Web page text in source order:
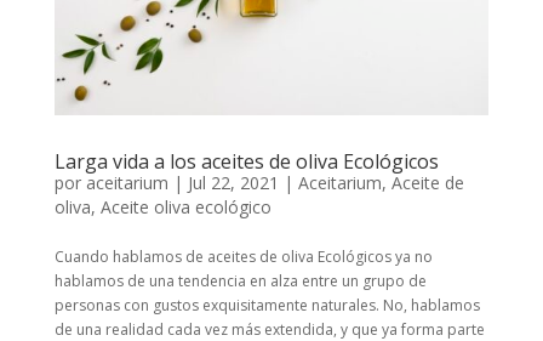
Larga vida a los aceites de oliva Ecológicos
por aceitarium | Jul 22, 2021 | Aceitarium, Aceite de
oliva, Aceite oliva ecológico
Cuando hablamos de aceites de oliva Ecológicos ya no
hablamos de una tendencia en alza entre un grupo de
personas con gustos exquisitamente naturales. No, hablamos
de una realidad cada vez más extendida, y que ya forma parte